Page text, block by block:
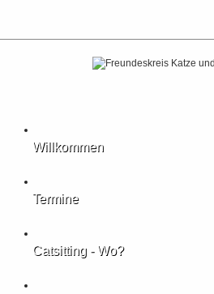
Willkommen
Termine
Catsitting - Wo?